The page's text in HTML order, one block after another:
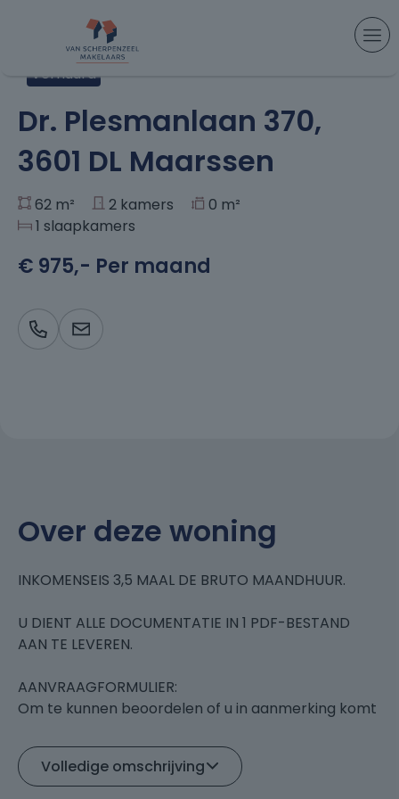
> Dr. Plesmanlaan 370, Maarssen
Verhuurd
+9
Dr. Plesmanlaan 370,
3601 DL Maarssen
62 m² 2 kamers
0 m²
1 slaapkamers
€ 975,- Per maand
Over deze woning
INKOMENSEIS 3,5 MAAL DE BRUTO MAANDHUUR.
U DIENT ALLE DOCUMENTATIE IN 1 PDF-BESTAND
AAN TE LEVEREN.
AANVRAAGFORMULIER:
Om te kunnen beoordelen of u in aanmerking komt
woningaanvraagformulier bij ons op te vragen PER
MAIL GRAAG VIA FUNDA, in te vullen en met de
Volledige omschrijving